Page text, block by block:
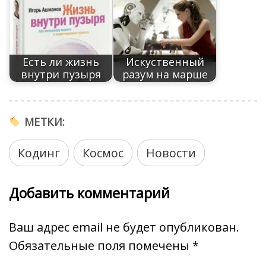
Есть ли жизнь
внутри пузыря
Искуственный
разум на марше
МЕТКИ:
Кодинг Космос Новости
Добавить комментарий
Ваш адрес email не будет опубликован.
Обязательные поля помечены *